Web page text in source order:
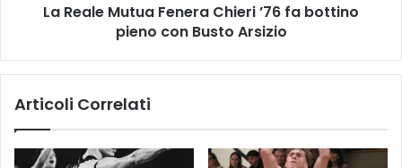
a
t
n
La Reale Mutua Fenera Chieri ’76 fa bottino
pieno con Busto Arsizio
Articoli Correlati